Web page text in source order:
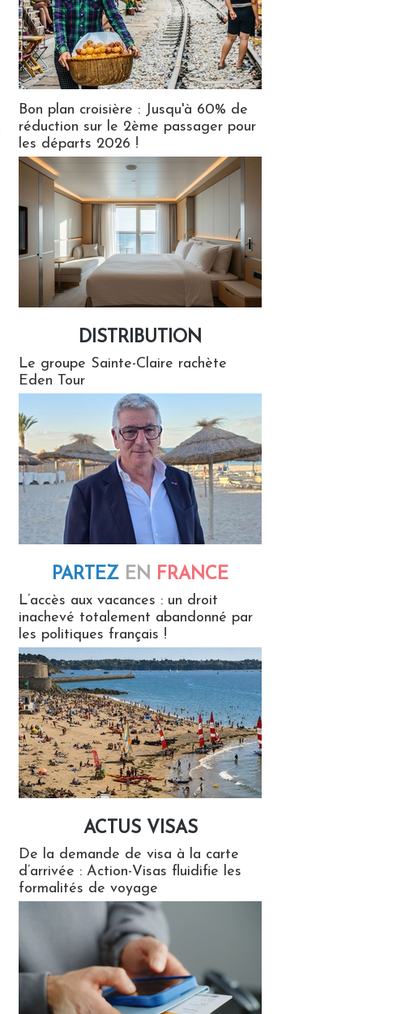
Bon plan croisière : Jusqu'à 60% de
réduction sur le 2ème passager pour
les départs 2026 !
DISTRIBUTION
Le groupe Sainte-Claire rachète
Eden Tour
PARTEZ EN FRANCE
L’accès aux vacances : un droit
inachevé totalement abandonné par
les politiques français !
ACTUS VISAS
De la demande de visa à la carte
d’arrivée : Action-Visas fluidifie les
formalités de voyage